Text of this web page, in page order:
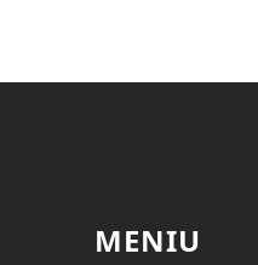
MENIU